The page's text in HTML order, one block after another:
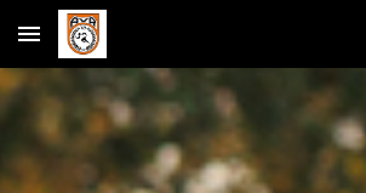
Skip to main content